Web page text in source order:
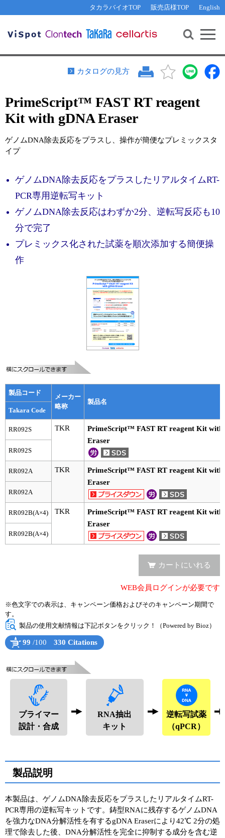
タカラバイオTOP 販売店様TOP English
機能解析・サイレンシング
PCR・等温増幅
リアルタイムPCR（qPCR）
装置・ソフトウェア
その他 ライセンスに関するご相談
遺伝子組換え生物該当製品
研究支援ツール
Cut-Site Navigator 制限酵素切断サイトの検索
In-Fusion Cloning プライマー設計
抗体検索サイト
リアルタイムPCR（インターカレーター法）
リアルタイムPCR
機器ソフトウェア・ベクター配列ダウンロード
ラーニングセンター
実験ガイド
リアルタイムPCR実験ガイド
幹細胞・再生医療研究ガイド
クローニング実験ガイド
RNAi実験ガイド
ユーザーズボイス集
動画ライブラリー
Q&A
お問い合わせ WEB会員登録
カタログの見方
PrimeScript™ FAST RT reagent
Kit with gDNA Eraser
ゲノムDNA除去反応をプラスし、操作が簡便なプレミックスタ
イプ
ゲノムDNA除去反応をプラスしたリアルタイムRT-
PCR専⽤逆転写キット
ゲノムDNA除去反応はわずか2分、逆転写反応も10
分で完了
プレミックス化された試薬を順次添加する簡便操
作
製品コード
メーカー
略称
製品名
Takara Code
RR092S TKR
PrimeScript™ FAST RT reagent Kit with
Eraser
RR092S
RR092A TKR
PrimeScript™ FAST RT reagent Kit with
Eraser
RR092A
RR092B(A×4) TKR
PrimeScript™ FAST RT reagent Kit with
Eraser
RR092B(A×4)
※色文字での表示は、キャンペーン価格およびそのキャンペーン期間で
す。
製品の使用文献情報は下記ボタンをクリック！（Powered by Bioz）
99 /100 330 Citations
カートにいれる
WEB会員ログインが必要です
プライマー
設計・合成
RNA抽出
キット
逆転写試薬
（qPCR）
製品説明
本製品は、ゲノムDNA除去反応をプラスしたリアルタイムRT-
PCR専⽤の逆転写キットです。鋳型RNAに残存するゲノムDNA
を強⼒なDNA分解活性を有するgDNA Eraserにより42℃ 2分の処
理で除去した後、DNA分解活性を完全に抑制する成分を含む逆